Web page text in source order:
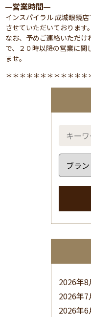
2026年8
2026年7
2026年6
━営業時間━
インスパイラル 成城眼鏡
させていただいております。
なお、予めご連絡いただ
で、２０時以降の営業に関
ませ。
＊＊＊＊＊＊＊＊＊＊＊＊